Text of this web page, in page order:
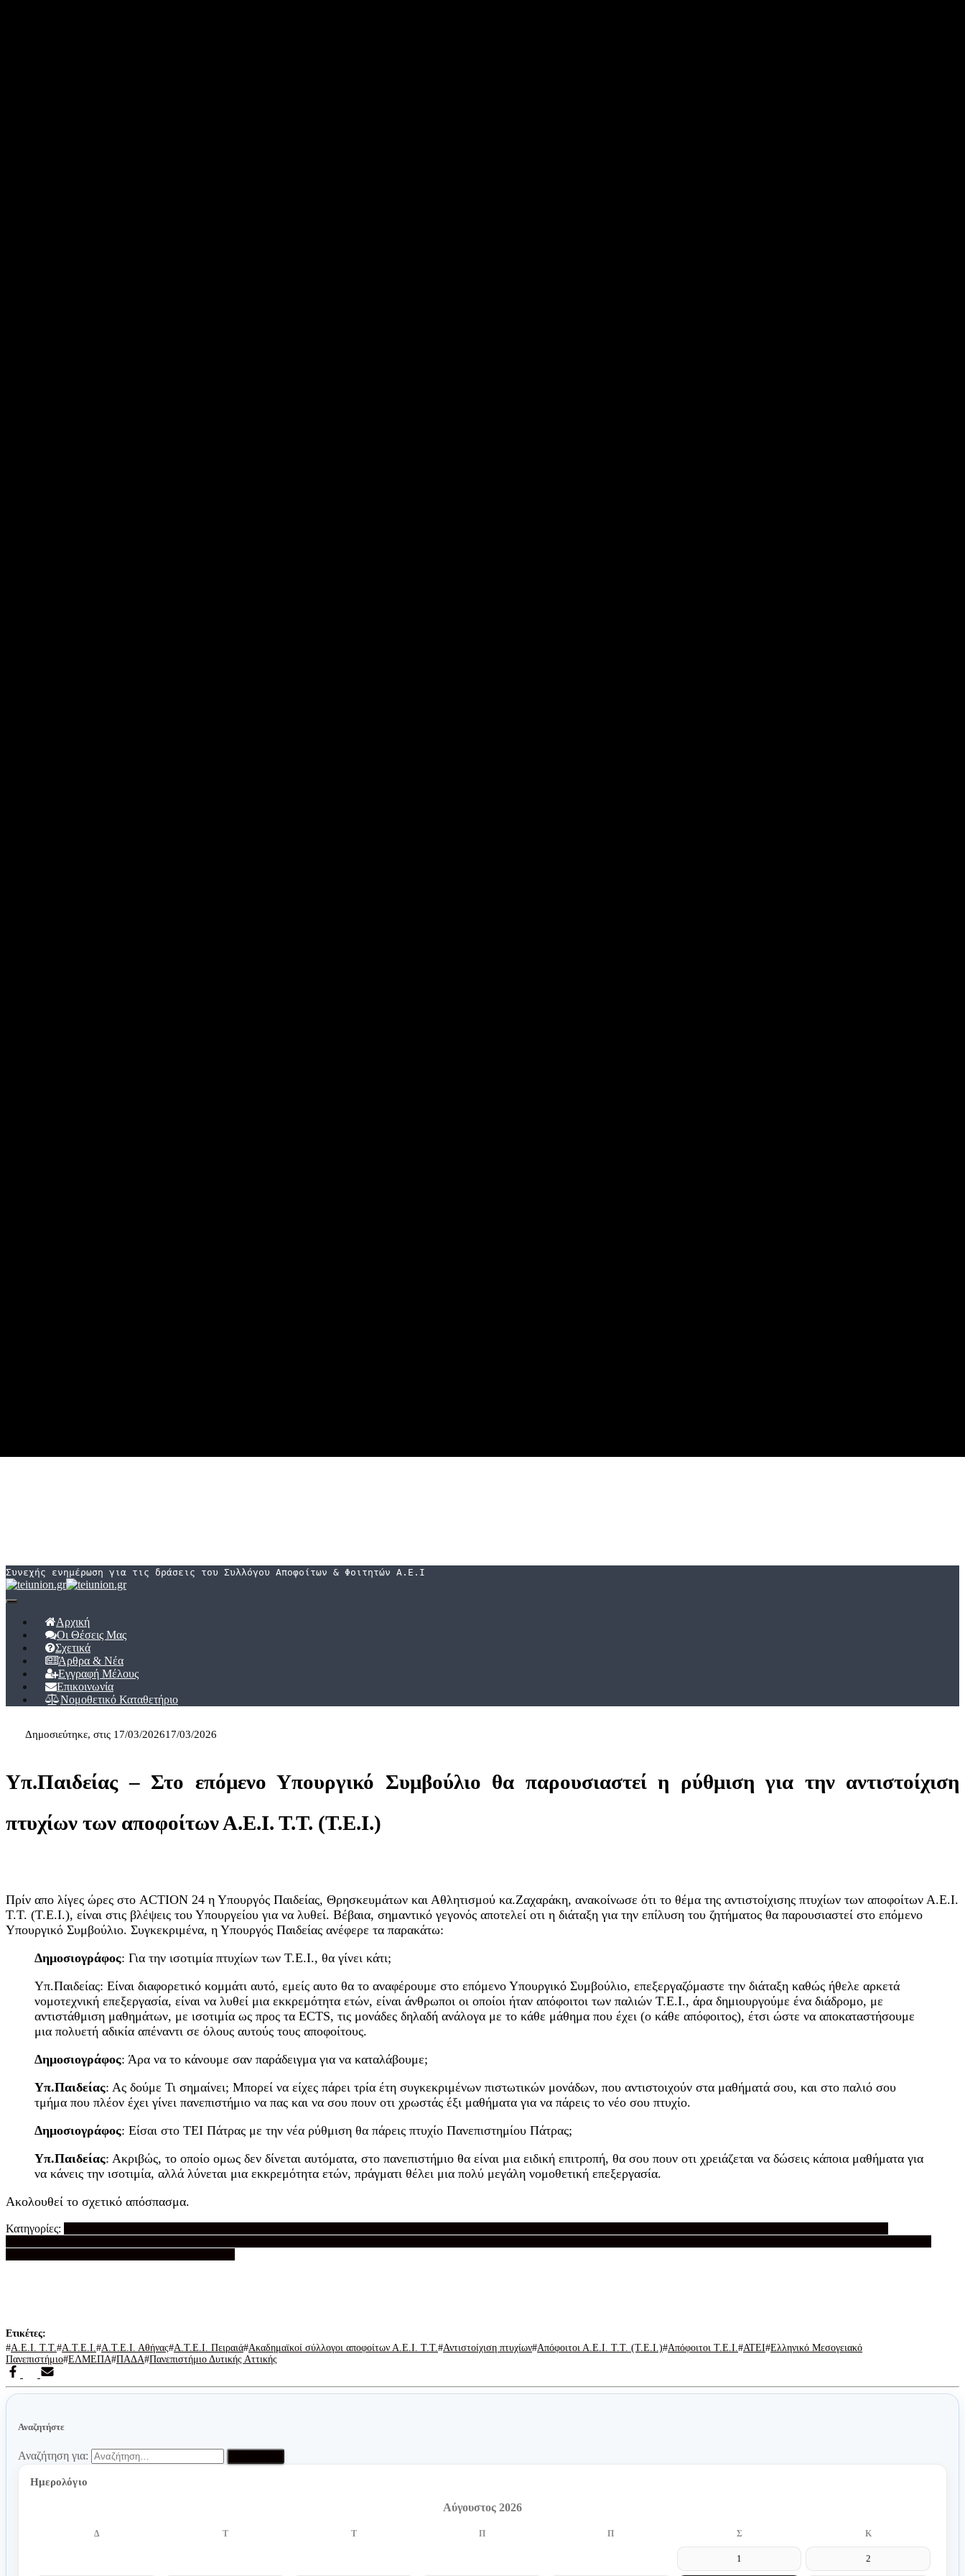
Συνεχής ενημέρωση για τις δράσεις του Συλλόγου Αποφοίτων & Φοιτητών Α.Ε.Ι. Τ.Τ. (Τ.Ε.Ι.
Εναλλαγή
πλοήγησης Αρχική
Οι Θέσεις Μας
Σχετικά
Άρθρα & Νέα
Εγγραφή Μέλους
Επικοινωνία
Νομοθετικό Καταθετήριο
Δημοσιεύτηκε, στις 17/03/202617/03/2026
Υπ.Παιδείας – Στο επόμενο Υπουργικό Συμβούλιο θα παρουσιαστεί η ρύθμιση για την αντιστοίχιση
πτυχίων των αποφοίτων Α.Ε.Ι. Τ.Τ. (Τ.Ε.Ι.)
Πρίν απο λίγες ώρες στο ACTION 24 η Υπουργός Παιδείας, Θρησκευμάτων και Αθλητισμού κα.Ζαχαράκη, ανακοίνωσε ότι το θέμα της αντιστοίχισης πτυχίων των αποφοίτων Α.Ε.Ι.
Τ.Τ. (Τ.Ε.Ι.), είναι στις βλέψεις του Υπουργείου για να λυθεί. Βέβαια, σημαντικό γεγονός αποτελεί οτι η διάταξη για την επίλυση του ζητήματος θα παρουσιαστεί στο επόμενο
Υπουργικό Συμβούλιο. Συγκεκριμένα, η Υπουργός Παιδείας ανέφερε τα παρακάτω:
Δημοσιογράφος: Για την ισοτιμία πτυχίων των Τ.Ε.Ι., θα γίνει κάτι;
Υπ.Παιδείας: Είναι διαφορετικό κομμάτι αυτό, εμείς αυτο θα το αναφέρουμε στο επόμενο Υπουργικό Συμβούλιο, επεξεργαζόμαστε την διάταξη καθώς ήθελε αρκετά
νομοτεχνική επεξεργασία, είναι να λυθεί μια εκκρεμότητα ετών, είναι άνθρωποι οι οποίοι ήταν απόφοιτοι των παλιών Τ.Ε.Ι., άρα δημιουργούμε ένα διάδρομο, με
αντιστάθμιση μαθημάτων, με ισοτιμία ως προς τα ECTS, τις μονάδες δηλαδή ανάλογα με το κάθε μάθημα που έχει (ο κάθε απόφοιτος), έτσι ώστε να αποκαταστήσουμε
μια πολυετή αδικία απέναντι σε όλους αυτούς τους αποφοίτους.
Δημοσιογράφος: Άρα να το κάνουμε σαν παράδειγμα για να καταλάβουμε;
Υπ.Παιδείας: Ας δούμε Τι σημαίνει; Μπορεί να είχες πάρει τρία έτη συγκεκριμένων πιστωτικών μονάδων, που αντιστοιχούν στα μαθήματά σου, και στο παλιό σου
τμήμα που πλέον έχει γίνει πανεπιστήμιο να πας και να σου πουν οτι χρωστάς έξι μαθήματα για να πάρεις το νέο σου πτυχίο.
Δημοσιογράφος: Είσαι στο ΤΕΙ Πάτρας με την νέα ρύθμιση θα πάρεις πτυχίο Πανεπιστημίου Πάτρας;
Υπ.Παιδείας: Ακριβώς, το οποίο ομως δεν δίνεται αυτόματα, στο πανεπιστήμιο θα είναι μια ειδική επιτροπή, θα σου πουν οτι χρειάζεται να δώσεις κάποια μαθήματα για
να κάνεις την ισοτιμία, αλλά λύνεται μια εκκρεμότητα ετών, πράγματι θέλει μια πολύ μεγάλη νομοθετική επεξεργασία.
Ακολουθεί το σχετικό απόσπασμα.
Κατηγορίες:
Α.Ε.Ι. Τ.Τ. Α.Τ.Ε.Ι. Α.Τ.Ε.Ι. Αθήνας Α.Τ.Ε.Ι. Πειραιά Ακαδημαϊκοί σύλλογοι αποφοίτων Α.Ε.Ι. Τ.Τ. Αντιστοίχιση πτυχίων Απόφοιτοι Α.Ε.Ι. Τ.Τ. (Τ.Ε.Ι.) Απόφοιτοι Τ.Ε.Ι. ΑΤΕΙ Ελληνικό Μεσογειακό
Πανεπιστήμιο ΕΛΜΕΠΑ ΠΑΔΑ Πανεπιστήμιο Δυτικής Αττικής
Αναζητήστε
Αναζήτηση για:
Ημερολόγιο
Αύγουστος 2026
Δ Τ Τ Π Π Σ Κ
1 2